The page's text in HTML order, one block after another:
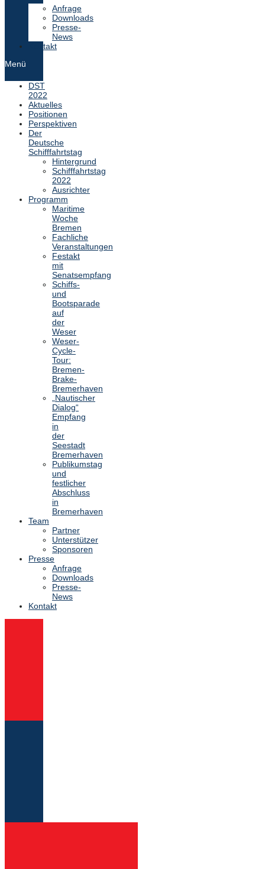
Anfrage
Downloads
Presse-
News
Kontakt
Menü
DST
2022
Aktuelles
Positionen
Perspektiven
Der
Deutsche
Schifffahrtstag
Hintergrund
Schifffahrtstag
2022
Ausrichter
Programm
Maritime
Woche
Bremen
Fachliche
Veranstaltungen
Festakt
mit
Senatsempfang
Schiffs-
und
Bootsparade
auf
der
Weser
Weser-
Cycle-
Tour:
Bremen-
Brake-
Bremerhaven
„Nautischer
Dialog“
Empfang
in
der
Seestadt
Bremerhaven
Publikumstag
und
festlicher
Abschluss
in
Bremerhaven
Team
Partner
Unterstützer
Sponsoren
Presse
Anfrage
Downloads
Presse-
News
Kontakt